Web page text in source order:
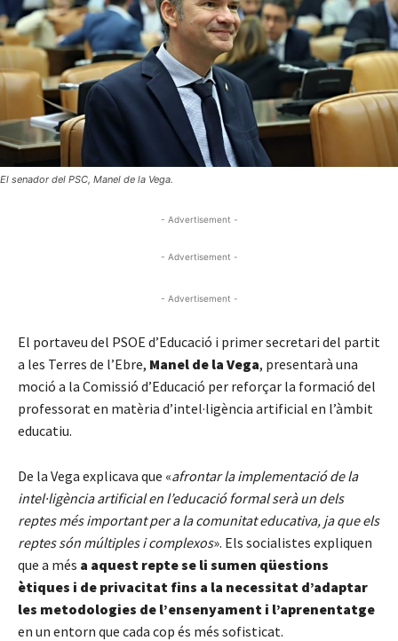
El senador del PSC, Manel de la Vega.
- Advertisement -
- Advertisement -
- Advertisement -
El portaveu del PSOE d’Educació i primer secretari del partit
a les Terres de l’Ebre, Manel de la Vega, presentarà una
moció a la Comissió d’Educació per reforçar la formació del
professorat en matèria d’intel·ligència artificial en l’àmbit
educatiu.
De la Vega explicava que «afrontar la implementació de la
intel·ligència artificial en l’educació formal serà un dels
reptes més important per a la comunitat educativa, ja que els
reptes són múltiples i complexos». Els socialistes expliquen
que a més a aquest repte se li sumen qüestions
ètiques i de privacitat fins a la necessitat d’adaptar
les metodologies de l’ensenyament i l’aprenentatge
en un entorn que cada cop és més sofisticat.